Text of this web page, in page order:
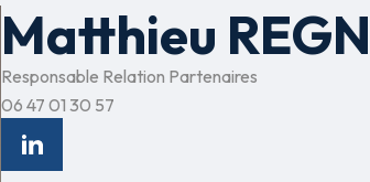
Matthieu
Responsable Relation Partenaires
06 47 01 30 57